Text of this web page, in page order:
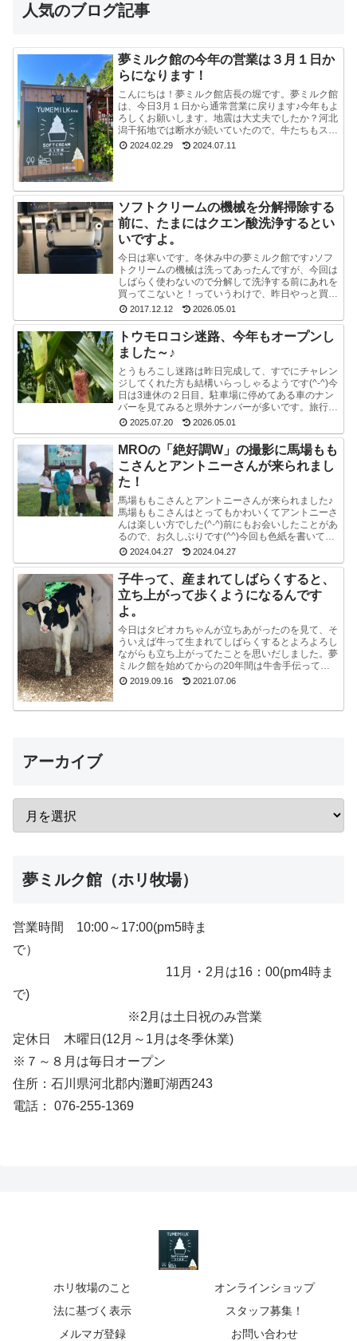
人気のブログ記事
夢ミルク館の今年の営業は３月１日か
らになります！
こんにちは！夢ミルク館店長の堀です。夢ミルク館
は、今日3月１日から通常営業に戻ります♪今年もよ
ろしくお願いします。地震は大丈夫でしたか？河北
潟干拓地では断水が続いていたので、牛たちもスタ
ッフも大変でした。能登半島地震で河北潟干拓地も
2024.02.29 2024.07.11
ソフトクリームの機械を分解掃除する
前に、たまにはクエン酸洗浄するとい
いですよ。
今日は寒いです。冬休み中の夢ミルク館です♪ソフ
トクリームの機械は洗ってあったんですが、今回は
しばらく使わないので分解して洗浄する前にあれを
買ってこないと！っていうわけで、昨日やっと買っ
てきました。ポットのクエン酸洗浄剤。粉末のやつ
です。週1...
2017.12.12 2026.05.01
トウモロコシ迷路、今年もオープンし
ました～♪
とうもろこし迷路は昨日完成して、すでにチャレン
ジしてくれた方も結構いらっしゃるようです(^-^)今
日は3連休の２日目。駐車場に停めてある車のナン
バーを見てみると県外ナンバーが多いです。旅行と
か帰省ですかね(^^)みんな楽しそうで良かったで
す...
2025.07.20 2026.05.01
MROの「絶好調W」の撮影に馬場もも
こさんとアントニーさんが来られまし
た！
馬場ももこさんとアントニーさんが来られました♪
馬場ももこさんはとってもかわいくてアントニーさ
んは楽しい方でした(^-^)前にもお会いしたことがあ
るので、お久しぶりです(^^)今回も色紙を書いて戴
いたので、夢ミルク館に来られた時には、ぜひ、
ご...
2024.04.27 2024.04.27
子牛って、産まれてしばらくすると、
立ち上がって歩くようになるんです
よ。
今日はタピオカちゃんが立ちあがったのを見て、そ
ういえば牛って生まれてしばらくするとよろよろし
ながらも立ち上がってたことを思いだしました。夢
ミルク館を始めてからの20年間は牛舎手伝ってな
いので、うっかり忘れてました。ちょうど牧場長が
2019.09.16 2021.07.06
アーカイブ
夢ミルク館（ホリ牧場）
営業時間 10:00～17:00(pm5時ま
で）
11月・2月は16：00(pm4時ま
で)
※2月は土日祝のみ営業
定休日 木曜日(12月～1月は冬季休業)
※７～８月は毎日オープン
住所：石川県河北郡内灘町湖西243
電話： 076-255-1369
ホリ牧場のこと
オンラインショップ
法に基づく表示
スタッフ募集！
メルマガ登録
お問い合わせ